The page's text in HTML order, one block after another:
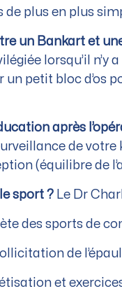
de plus en plus
un Bankart et
lorsqu’il n’y
petit bloc d’os
après
de
(équilibre de
sport ? Le Dr
des sports de
de
et